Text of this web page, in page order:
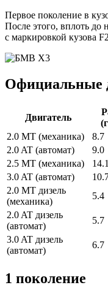
Первое поколение в
После этого, вплоть до
с маркировкой кузова
Официальные
Двигатель
2.0 MT (механика)
8.7
2.0 AT (автомат)
9.0
2.5 MT (механика)
14.1
3.0 AT (автомат)
2.0 MT дизель
(механика)
5.4
2.0 AT дизель
(автомат)
5.7
3.0 AT дизель
(автомат)
6.7
1 поколение